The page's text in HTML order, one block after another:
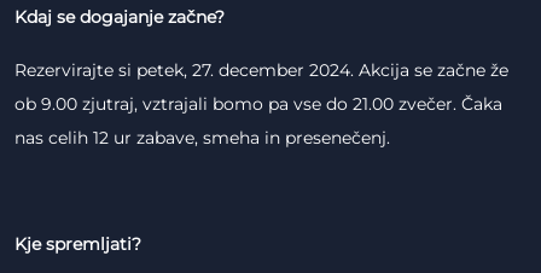
Kdaj se dogajanje začne?
Rezervirajte si petek, 27. december 2024. Akcija se začne že
ob 9.00 zjutraj, vztrajali bomo pa vse do 21.00 zvečer. Čaka
nas celih 12 ur zabave, smeha in presenečenj.
Kje spremljati?